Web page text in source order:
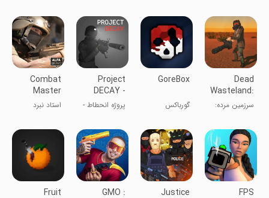
پاک‌سازی
Dead
Wasteland:
Survival
RPG
سرزمین مرده:
GoreBox
گورباکس
Project
DECAY -
Bodycam
FPS
پروژه انحطاط -
بدن
Combat
Master
Mobile FPS
استاد نبرد
FPS
Justice
GMO :
Fruit